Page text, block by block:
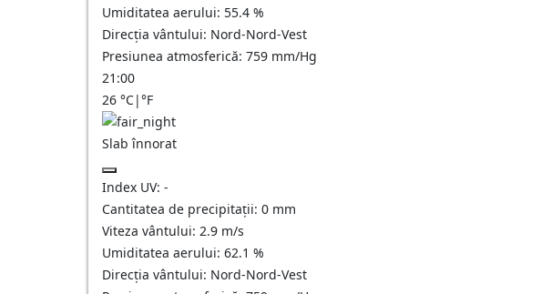
Umiditatea aerului: 55.4 %
Direcția vântului: Nord-Nord-Vest
Presiunea atmosferică: 759 mm/Hg
21:00
26 °C|°F
Slab înnorat
Index UV: -
Cantitatea de precipitații: 0 mm
Viteza vântului: 2.9 m/s
Umiditatea aerului: 62.1 %
Direcția vântului: Nord-Nord-Vest